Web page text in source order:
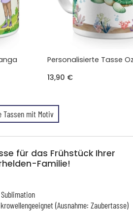
Personalisierte Tasse
13,90 €
Tassen mit Motiv
für das Frühstück Ihrer
Familie!
(Ausnahme: Zaubertasse)